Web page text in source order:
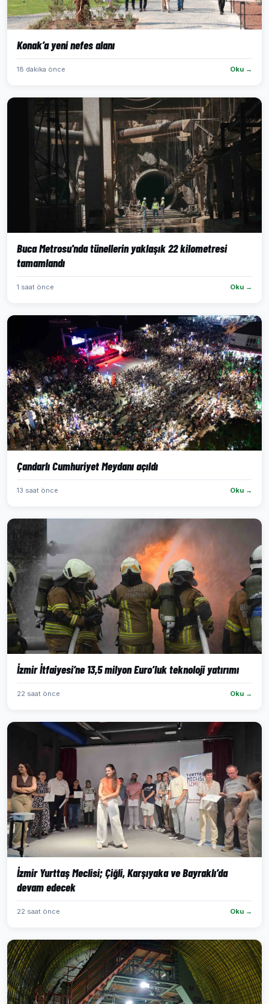
Konak’a yeni nefes alanı
18 dakika önce Oku →
Buca Metrosu'nda tünellerin yaklaşık 22 kilometresi
tamamlandı
1 saat önce Oku →
Çandarlı Cumhuriyet Meydanı açıldı
13 saat önce Oku →
İzmir İtfaiyesi’ne 13,5 milyon Euro’luk teknoloji yatırımı
22 saat önce Oku →
İzmir Yurttaş Meclisi; Çiğli, Karşıyaka ve Bayraklı’da
devam edecek
22 saat önce Oku →